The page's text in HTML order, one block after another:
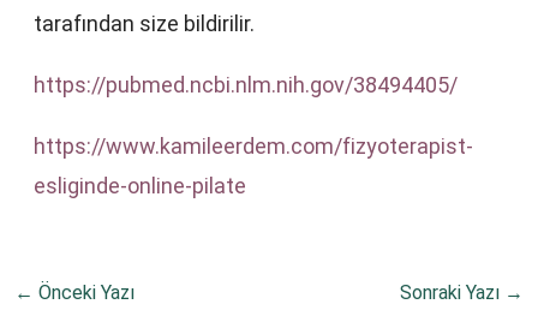
tarafından size bildirilir.
https://pubmed.ncbi.nlm.nih.gov/38494405/
https://www.kamileerdem.com/fizyoterapist-
esliginde-online-pilate
← Önceki Yazı Sonraki Yazı →